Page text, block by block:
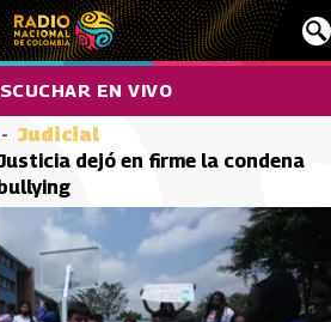
EN VIVO
Judicial
dejó en firme la condena